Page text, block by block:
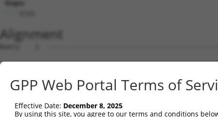
Gaps:
Alignment
Query    1  --------------------------------------------------------------------------  0
                                                                                      
Sbjct    1  AGCTGAGAGGGCCCGCGGGTAGGCATGGCGGCGCACCTTAAGAAGCGGGTTTATGAGGAATTCACGAAAGTGGT  74

Query    1  --------------------------------------------------------------------------  0
                                                                                      
Sbjct   75  TCAGCCACAGGAGGAAATTGCTACTAAGAAACTCCGACTAACAAAACCAAGTAAATCTGCAGCACTCCACATAG  148

Query    1  --------------------------------------------------------------------------  0
                                                                                      
Sbjct  149  ATCTGTGTAAAGCTACCTCCCCAGCAGATGCTTTGCAATACTTGCTCCAGTTTGCCAGGAAGCCTGTCGAGGCG  222

Query    1  --------------------------------------------------------------------------  0
                                                                                      
Sbjct  223  GAAAGCGTAGAGGGAGTAGTCAGGATTCTCTTGGAACATTATTACAAGGAGAATGATCCATCTGTGAGACTGAA  296

Query    1  -----------------------------------------------------------------ATGCCATCA  9
                                                                             |||||||||
Sbjct  297  AATTGCATCATTGTTGGGTTTATTATCAAAGACAGCAGGATTTTCACCAGACTGCATTATGGATGATGCCATCA  370

Query   10  ACATCCTGCAGAATGAAA--------------------------------------------------------  27
            ||||||||||||||||||                                                        
Sbjct  371  ACATCCTGCAGAATGAAAAGTCTCATCAAGTCCTAGCTCAACTGCTGGATACTTTGCTTGCAATTGGCACTAAG  444

Query   28  ---------------------------------------------------CATCTGACAGATACGTCTCATGG  50
                                                               |||||||||||||||||||||||
Sbjct  445  CTACCAGAGAATCAAGCTATCCAAATGCGATTAGTTGATGTGGCCTGCAAGCATCTGACAGATACGTCTCATGG  518

Query   51  TGTAAGAAATAAGTGCCTGCAGTTACTTGGCAATCTTGGCTCTTTGGAGAAAAGTGTCACAAAAGATGCAGAAG  124
            ||||||||||||||||||||||||||||||||||||||||||||||||||||||||||||||||||||||||||
Sbjct  519  TGTAAGAAATAAGTGCCTGCAGTTACTTGGCAATCTTGGCTCTTTGGAGAAAAGTGTCACAAAAGATGCAGAAG  592

Query  125  GCCTAGCTGCCAGAGATGTCCAGAAGATTATAGGGGATTACTTCAGTGACCAAGACCCACGTGTCAGAACAGCA  198
            ||||||||||||||||||||||||||||||||||||||||||||||||||||||||||||||||||||||||||
Sbjct  593  GCCTAGCTGCCAGAGATGTCCAGAAGATTATAGGGGATTACTTCAGTGACCAAGACCCACGTGTCAGAACAGCA  666

Query  199  GCTATAAAAGCCATGTTGCAGCTCCATGAAAGAGGACTGAAATTACACCAAACAATTTATAATCAGGCCTGTAA  272
            ||||||||||||||||||||||||||||||||||||||||||||||||||||||||||||||||||||||||||
Sbjct  667  GCTATAAAAGCCATGTTGCAGCTCCATGAAAGAGGACTGAAATTACACCAAACAATTTATAATCAGGCCTGTAA  740

Query  273  ATTACTCTCTGATGACTATGAACAAGTGCGCAGTGCTGCAGTCCAGCTTATCTGGGTCGTCAGTCAGCTCTATC  346
            ||||||||||||||||||||||||||||||||||||||||||||||||||||||||||||||||||||||||||
Sbjct  741  ATTACTCTCTGATGACTATGAACAAGTGCGCAGTGCTGCAGTCCAGCTTATCTGGGTCGTCAGTCAGCTCTATC  814

Query  347  CTGAAAGCATTGTCCCAATTCCTTCTTCTAATGAAGAAATACGCTTAGTTGATGATGCGTTTGGCAAAATTTGT  420
            ||||||||||||||||||||||||||||||||||||||||||||||||||||||||||||||||||||||||||
Sbjct  815  CTGAAAGCATTGTCCCAATTCCTTCTTCTAATGAAGAAATACGCTTAGTTGATGATGCGTTTGGCAAAATTTGT  888

Query  421  CACATGGTCAGTGATGGCTCTTGGGTGGTTCGTGTTCAGGCAGCAAAACTGTTGGGCTCTATGGAGCAAGTCAG  494
            ||||||||||||||||||||||||||||||||||||||||||||||||||||||||||||||||||||||||||
Sbjct  889  CACATGGTCAGTGATGGCTCTTGGGTGGTTCGTGTTCAGGCAGCAAAACTGTTGGGCTCTATGGAGCAAGTCAG  962

Query  495  TTCTCATTTCTTGGAGCAGACCCTTGACAAGAAGCTGATGTCAGATCTGAGGAGGAAACGTACTGCACATGAGC  568
            ||||||||||||||||||||||||||||||||||||||||||||||||||||||||||||||||||||||||||
Sbjct  963  TTCTCATTTCTTGGAGCAGACCCTTGACAAGAAGCTGATGTCAGATCTGAGGAGGAAACGTACTGCACATGAGC  1036

Query  569  GTGCCAAGGAACTTTACAGTTCGGGGGAGTTTTCCAGTGGCAGAAAGTGGGGAGATGATGCTCCCAAGGAAGAA  642
            ||||||||||||||||||||||||||||||||||||||||||||||||||||||||||||||||||||||||||
Sbjct 1037  GTGCCAAGGAACTTTACAGTTCGGGGGAGTTTTCCAGTGGCAGAAAGTGGGGAGATGATGCTCCCAAGGAAGAA  1110

Query  643  GTAGATACCGGGGCTGTGAACTTGATTGAGTCAGGAGCTTGTGGAGCTTTTGTTCATGGGTTGGAAGATGAGAT  716
            ||||||||||||||||||||||||||||||||||||||||||||||||||||||||||||||||||||||||||
Sbjct 1111  GTAGATACCGGGGCTGTGAACTTGATTGAGTCAGGAGCTTGTGGAGCTTTTGTTCATGGGTTGGAAGATGAGAT  1184

Query  717  GTATGAGGTTCGTATTGCTGCTGTGGAGGCCCTCTGCATGTTGGCCCAGTCTTCACCCTCTTTTGCTGAGAAGT  790
            ||||||||||||||||||||||||||||||||||||||||||||||||||||||||||||||||||||||||||
Sbjct 1185  GTATGAGGTTCGTATTGCTGCTGTGGAGGCCCTCTGCATGTTGGCCCAGTCTTCACCCTCTTTTGCTGAGAAGT  1258

Query  791  GCCTTGATTTCCTAGTTGACATGTTCAACGATGAAATTGAGGAAGTACGTCTGCAGTCTATACATACCATGAGA  864
            ||||||||||||||||||||||||||||||||||||||||||||||||||||||||||||||||||||||||||
Sbjct 1259  GCCTTGATTTCCTAGTTGACATGTTCAACGATGAAATTGAGGAAGTACGTCTGCAGTCTATACATACCATGAGA  1332

Query  865  AAAATCTCTAACAACATCACCCTCCGAGAAGATCAGCTTGACACTGTCCTGGCTGTGCTAGAGGATTCATCCAG  938
            ||||||||||||||||||||||||||||||||||||||||||||||||||||||||||||||||||||||||||
Sbjct 1333  AAAATCTCTAACAACATCACCCTCCGAGAAGATCAGCTTGACACTGTCCTGGCTGTGCTAGAGGATTCATCCAG  1406

Query  939  AGATATTCGAGAGGCTCTTCATGAACTCTTATGCTGTACTAATGTTTCAACCAAAGAAGGGATTCATCTTGCAT  1012
            ||||||||||||||||||||||||||||||||||||||||||||||||||||||||||||||||||||||||||
Sbjct 1407  AGATATTCGAGAGGCTCTTCATGAACTCTTATGCTGTACTAATGTTTCAACCAAAGAAGGGATTCATCTTGCAT  1480

Query 1013  TGGTGGAGCTGCTGAAAAATTTAACCAAGTACCCTACTGATAGGGACTCCATATGGAAGTGCTTGAAGTTTCTG  1086
            ||||||||||||||||||||||||||||||||||||||||||||||||||||||||||||||||||||||||||
Sbjct 1481  TGGTGGAGCTGCTGAAAAATTTAACCAAGTACCCTACTGATAGGGACTCCATATGGAAGTGCTTGAAGTTTCTG  1554

Query 1087  GGAAGTCGGCATCCAACCCTGGTGCTTCCCTTGGTGCCAGAGCTTCTGAGCACCCACCCATTTTTTGACACAGC  1160
            ||||||||||||||||||||||||||||||||||||||||||||||||||||||||||||||||||||||||||
Sbjct 1555  GGAAGTCGGCATCCAACCCTGGTGCTTCCCTTGGTGCCAGAGCTTCTGAGCACCCACCCATTTTTTGACACAGC
GPP Web Portal Terms of
Effective Date: December 8, 2025
By using this site, you agree to our terms and conditions